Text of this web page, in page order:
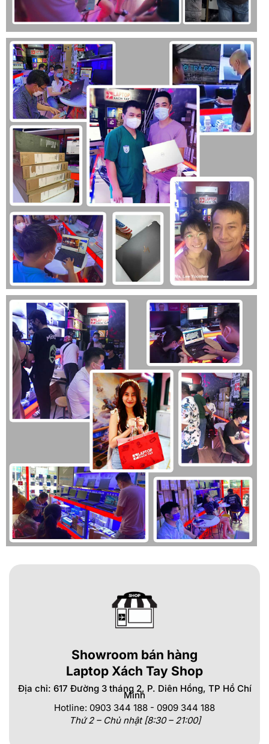
Showroom bán hàng
Laptop Xách Tay Shop
Địa chỉ: 617 Đường 3 tháng 2, P. Diên Hồng, TP Hồ Chí
Minh
Hotline: 0903 344 188 - 0909 344 188
Thứ 2 – Chủ nhật [8:30 – 21:00]